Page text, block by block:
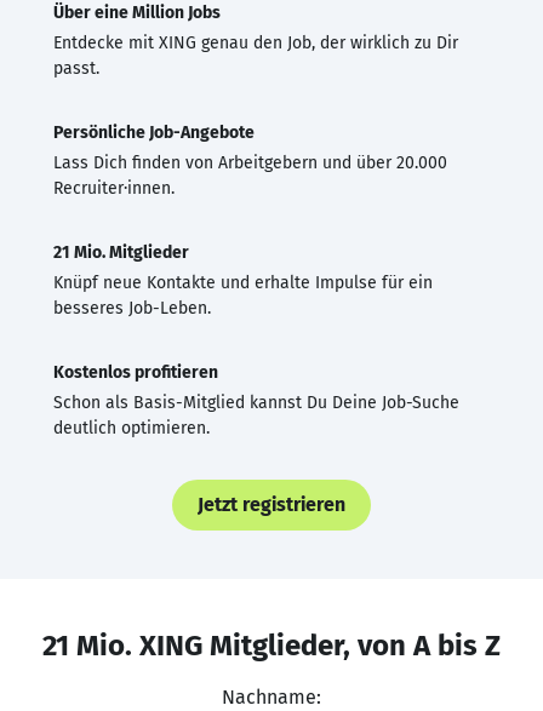
Über eine Million Jobs
Entdecke mit XING genau den Job, der wirklich zu Dir
passt.
Persönliche Job-Angebote
Lass Dich finden von Arbeitgebern und über 20.000
Recruiter·innen.
21 Mio. Mitglieder
Knüpf neue Kontakte und erhalte Impulse für ein
besseres Job-Leben.
Kostenlos profitieren
Schon als Basis-Mitglied kannst Du Deine Job-Suche
deutlich optimieren.
Jetzt registrieren
21 Mio. XING Mitglieder, von A bis Z
Nachname: